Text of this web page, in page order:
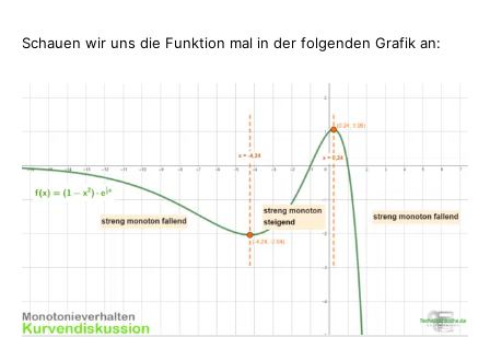
Schauen wir uns die Funktion mal in der folgenden Grafik an: